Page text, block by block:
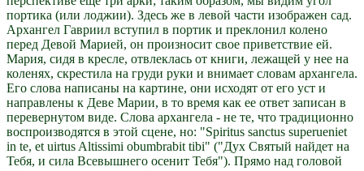
портика (или лоджии). Здесь же в левой части изображен сад.
Архангел Гавриил вступил в портик и преклонил колено
перед Девой Марией, он произносит свое приветствие ей.
Мария, сидя в кресле, отвлеклась от книги, лежащей у нее на
коленях, скрестила на груди руки и внимает словам архангела.
Его слова написаны на картине, они исходят от его уст и
направлены к Деве Марии, в то время как ее ответ записан в
перевернутом виде. Слова архангела - не те, что традиционно
воспроизводятся в этой сцене, но: "Spiritus sanctus superueniet
in te, et uirtus Altissimi obumbrabit tibi" ("Дух Святый найдет на
Тебя, и сила Всевышнего осенит Тебя"). Прямо над головой